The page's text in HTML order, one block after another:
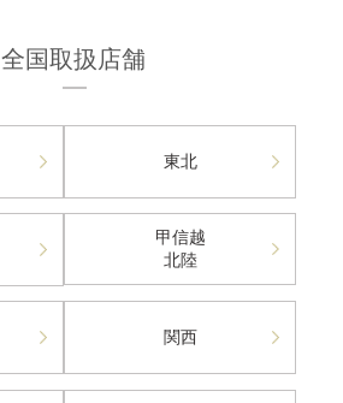
全国取扱店舗
東北
甲信越
北陸
関西